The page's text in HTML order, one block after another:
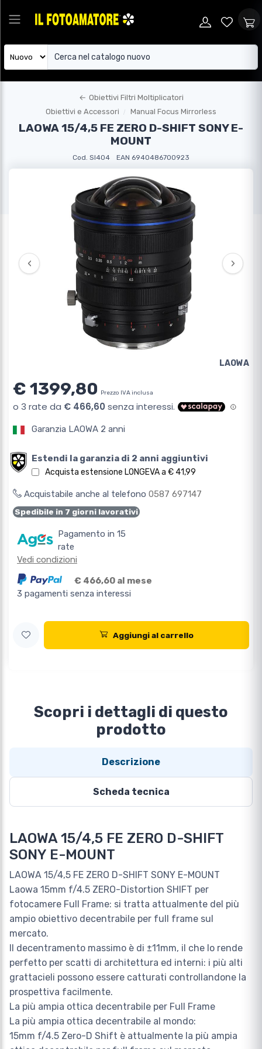
← Obiettivi Filtri Moltiplicatori
Obiettivi e Accessori
Manual Focus Mirrorless
LAOWA 15/4,5 FE ZERO D-SHIFT SONY E-
MOUNT
Cod. SI404 EAN 6940486700923
‹ ›
LAOWA
€ 1399,80 Prezzo IVA inclusa
Garanzia LAOWA 2 anni
Estendi la garanzia di 2 anni aggiuntivi
Acquista estensione LONGEVA a € 41,99
Acquistabile anche al telefono 0587 697147
Spedibile in 7 giorni lavorativi
Pagamento in 15
rate
Vedi condizioni
€ 466,60 al mese
3 pagamenti senza interessi
Aggiungi al carrello
Scopri i dettagli di questo
prodotto
Descrizione
Scheda tecnica
LAOWA 15/4,5 FE ZERO D-SHIFT
SONY E-MOUNT
LAOWA 15/4,5 FE ZERO D-SHIFT SONY E-MOUNT
Laowa 15mm f/4.5 ZERO-Distortion SHIFT per
fotocamere Full Frame: si tratta attualmente del più
ampio obiettivo decentrabile per full frame sul
mercato.
Il decentramento massimo è di ±11mm, il che lo rende
perfetto per scatti di architettura ed interni: i più alti
grattacieli possono essere catturati controllandone la
prospettiva facilmente.
La più ampia ottica decentrabile per Full Frame
La più ampia ottica decentrabile al mondo:
15mm f/4.5 Zero-D Shift è attualmente la più ampia